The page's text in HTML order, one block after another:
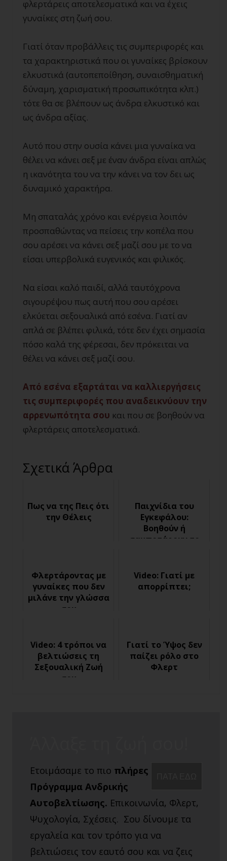
φλερτάρεις αποτελεσματικά και να έχεις
γυναίκες στη ζωή σου.
Γιατί όταν προβάλλεις τις συμπεριφορές και
τα χαρακτηριστικά που οι γυναίκες βρίσκουν
ελκυστικά (αυτοπεποίθηση, συναισθηματική
δύναμη, χαρισματική προσωπικότητα κλπ.)
τότε θα σε βλέπουν ως άνδρα ελκυστικό και
ως άνδρα αξίας.
Αυτό που στην ουσία κάνει μια γυναίκα να
θέλει να κάνει σεξ με έναν άνδρα είναι απλώς
η ικανότητα του να την κάνει να τον δει ως
δυναμικό χαρακτήρα.
Μη σπαταλάς χρόνο και ενέργεια λοιπόν
προσπαθώντας να πείσεις την κοπέλα που
σου αρέσει να κάνει σεξ μαζί σου με το να
είσαι υπερβολικά ευγενικός και φιλικός.
Να είσαι καλό παιδί, αλλά ταυτόχρονα
σιγουρέψου πως αυτή που σου αρέσει
ελκύεται σεξουαλικά από εσένα. Γιατί αν
απλά σε βλέπει φιλικά, τότε δεν έχει σημασία
πόσο καλά της φέρεσαι, δεν πρόκειται να
θέλει να κάνει σεξ μαζί σου.
Από εσένα εξαρτάται να καλλιεργήσεις
τις συμπεριφορές που αναδεικνύουν την
αρρενωπότητα σου και που σε βοηθούν να
φλερτάρεις αποτελεσματικά.
Σχετικά Άρθρα
Πως να της Πεις ότι
την Θέλεις
Παιχνίδια του
Εγκεφάλου:
Βοηθούν ή
σαμποτάρουν το
Φλερτάροντας με
γυναίκες που δεν
μιλάνε την γλώσσα
σου
Video: Γιατί με
απορρίπτει;
Video: 4 τρόποι να
βελτιώσεις τη
Σεξουαλική Ζωή
σου
Γιατί το Ύψος δεν
παίζει ρόλο στο
Φλερτ
Ετοιμάσαμε το πιο πλήρες
Πρόγραμμα Ανδρικής
Αυτοβελτίωσης. Επικοινωνία, Φλερτ,
Ψυχολογία, Σχέσεις. Σου δίνουμε τα
εργαλεία και τον τρόπο για να
βελτιώσεις τον εαυτό σου και να ζεις